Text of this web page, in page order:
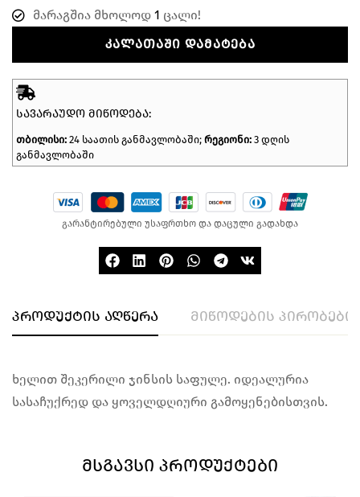
მარაგშია მხოლოდ 1 ცალი!
ᲙᲐᲚᲐᲗᲐᲨᲘ ᲓᲐᲛᲐᲢᲔᲑᲐ
ᲡᲐᲕᲐᲠᲐᲣᲓᲝ ᲛᲘᲬᲝᲓᲔᲑᲐ:
თბილისი: 24 საათის განმავლობაში; რეგიონი: 3 დღის
განმავლობაში
გარანტირებული უსაფრთხო და დაცული გადახდა
პროდუქტის აღწერა მიწოდების პირობები
ხელით შეკერილი ჯინსის საფულე. იდეალურია
სასაჩუქრედ და ყოველდღიური გამოყენებისთვის.
ᲛᲡᲒᲐᲕᲡᲘ ᲞᲠᲝᲓᲣᲥᲢᲔᲑᲘ